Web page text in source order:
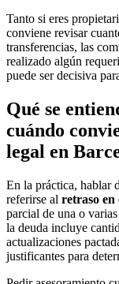
Tanto si eres
conviene revisar
transferencias, las
realizado algún
puede ser decisiva
Qué se
cuándo
legal en
En la práctica, hablar
referirse al retraso en
parcial de una o
la deuda incluye
actualizaciones
justificantes para